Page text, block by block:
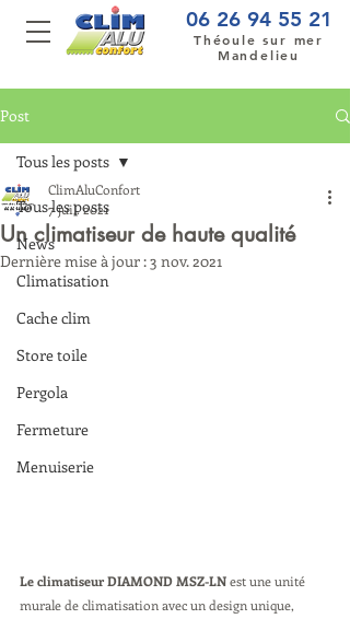
06 26 94 55 21
Théoule sur mer
Mandelieu
Post
Tous les posts
News
Climatisation
Cache clim
Store toile
Pergola
Fermeture
Menuiserie
Tous les posts
Un climatiseur de haute qualité
ClimAluConfort
7 juil. 2021
Dernière mise à jour :3 nov. 2021
Le climatiseur DIAMOND MSZ-LN est une unité
murale de climatisation avec un design unique,